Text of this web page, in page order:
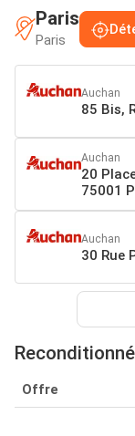
Paris
Paris
Auchan
85 Bis,
Auchan
20
75001
Auchan
30 Rue
Offre